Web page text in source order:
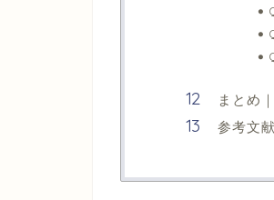
まとめ
参考文献